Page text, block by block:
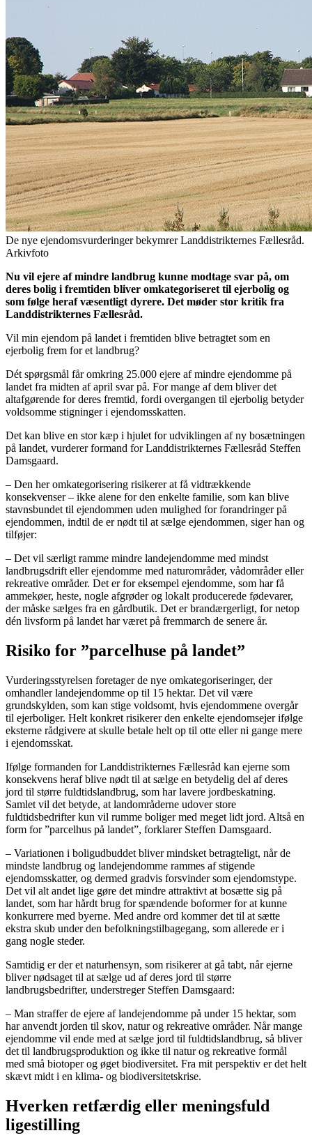
De nye ejendomsvurderinger bekymrer Landdistrikternes Fællesråd.
Arkivfoto
Nu vil ejere af mindre landbrug kunne modtage svar på, om
deres bolig i fremtiden bliver omkategoriseret til ejerbolig og
som følge heraf væsentligt dyrere. Det møder stor kritik fra
Landdistrikternes Fællesråd.
Vil min ejendom på landet i fremtiden blive betragtet som en
ejerbolig frem for et landbrug?
Dét spørgsmål får omkring 25.000 ejere af mindre ejendomme på
landet fra midten af april svar på. For mange af dem bliver det
altafgørende for deres fremtid, fordi overgangen til ejerbolig betyder
voldsomme stigninger i ejendomsskatten.
Det kan blive en stor kæp i hjulet for udviklingen af ny bosætningen
på landet, vurderer formand for Landdistrikternes Fællesråd Steffen
Damsgaard.
– Den her omkategorisering risikerer at få vidtrækkende
konsekvenser – ikke alene for den enkelte familie, som kan blive
stavnsbundet til ejendommen uden mulighed for forandringer på
ejendommen, indtil de er nødt til at sælge ejendommen, siger han og
tilføjer:
– Det vil særligt ramme mindre landejendomme med mindst
landbrugsdrift eller ejendomme med naturområder, vådområder eller
rekreative områder. Det er for eksempel ejendomme, som har få
ammekøer, heste, nogle afgrøder og lokalt producerede fødevarer,
der måske sælges fra en gårdbutik. Det er brandærgerligt, for netop
dén livsform på landet har været på fremmarch de senere år.
Risiko for ”parcelhuse på landet”
Vurderingsstyrelsen foretager de nye omkategoriseringer, der
omhandler landejendomme op til 15 hektar. Det vil være
grundskylden, som kan stige voldsomt, hvis ejendommene overgår
til ejerboliger. Helt konkret risikerer den enkelte ejendomsejer ifølge
eksterne rådgivere at skulle betale helt op til otte eller ni gange mere
i ejendomsskat.
Ifølge formanden for Landdistrikternes Fællesråd kan ejerne som
konsekvens heraf blive nødt til at sælge en betydelig del af deres
jord til større fuldtidslandbrug, som har lavere jordbeskatning.
Samlet vil det betyde, at landområderne udover store
fuldtidsbedrifter kun vil rumme boliger med meget lidt jord. Altså en
form for ”parcelhus på landet”, forklarer Steffen Damsgaard.
– Variationen i boligudbuddet bliver mindsket betragteligt, når de
mindste landbrug og landejendomme rammes af stigende
ejendomsskatter, og dermed gradvis forsvinder som ejendomstype.
Det vil alt andet lige gøre det mindre attraktivt at bosætte sig på
landet, som har hårdt brug for spændende boformer for at kunne
konkurrere med byerne. Med andre ord kommer det til at sætte
ekstra skub under den befolkningstilbagegang, som allerede er i
gang nogle steder.
Samtidig er der et naturhensyn, som risikerer at gå tabt, når ejerne
bliver nødsaget til at sælge ud af deres jord til større
landbrugsbedrifter, understreger Steffen Damsgaard:
– Man straffer de ejere af landejendomme på under 15 hektar, som
har anvendt jorden til skov, natur og rekreative områder. Når mange
ejendomme vil ende med at sælge jord til fuldtidslandbrug, så bliver
det til landbrugsproduktion og ikke til natur og rekreative formål
med små biotoper og øget biodiversitet. Fra mit perspektiv er det helt
skævt midt i en klima- og biodiversitetskrise.
Hverken retfærdig eller meningsfuld
ligestilling